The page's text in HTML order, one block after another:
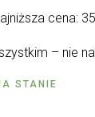
cena:
– nie
STANIE